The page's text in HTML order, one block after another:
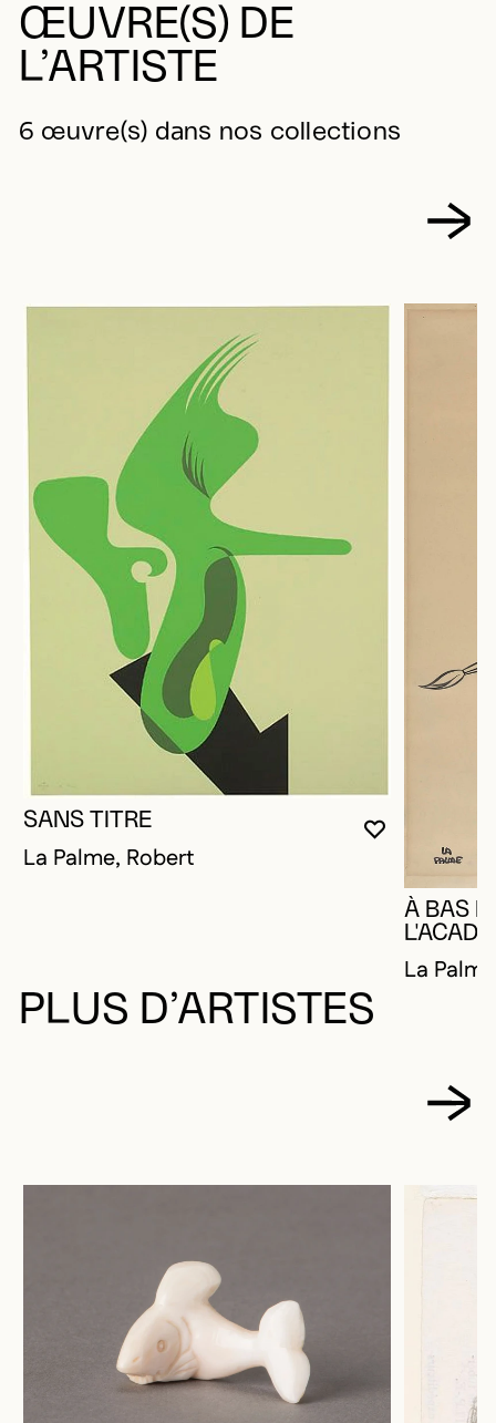
ŒUVRE(S) DE
L’ARTISTE
6 œuvre(s) dans nos collections
VOUS
FERMER
OUVRIR LA
SANS TITRE
La Palme, Robert
À BAS
La
PLUS D’ARTISTES